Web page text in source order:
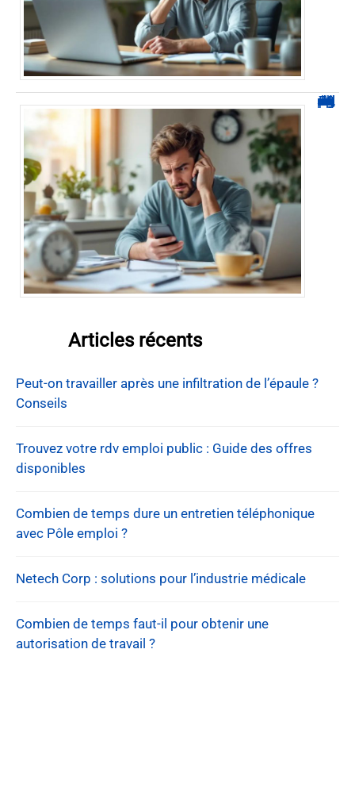
0270 démarchage : comment repérer, bloquer et signaler ces appels
Articles récents
Peut-on travailler après une infiltration de l’épaule ?
Conseils
Trouvez votre rdv emploi public : Guide des offres
disponibles
Combien de temps dure un entretien téléphonique
avec Pôle emploi ?
Netech Corp : solutions pour l’industrie médicale
Combien de temps faut-il pour obtenir une
autorisation de travail ?